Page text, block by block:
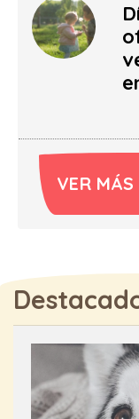
VER